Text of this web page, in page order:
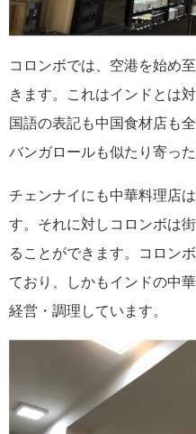
コロンボでは、空港を始め
きます。これはインドとは
国語の表記も中国食材店も
バンガロールも似たり寄った
チェンナイにも中華料理店
す。それに対しコロンボは
ることができます。コロン
ており、しかもインドの中
経営・調理しています。